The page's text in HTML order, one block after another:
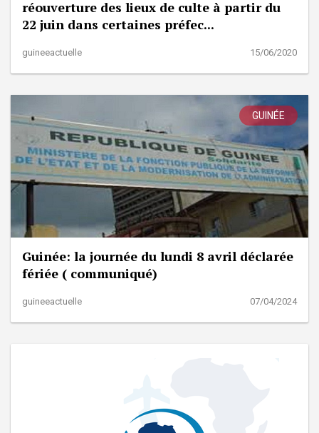
réouverture des lieux de culte à partir du
22 juin dans certaines préfec...
guineeactuelle 15/06/2020
GUINÉE
Guinée: la journée du lundi 8 avril déclarée
fériée ( communiqué)
guineeactuelle 07/04/2024